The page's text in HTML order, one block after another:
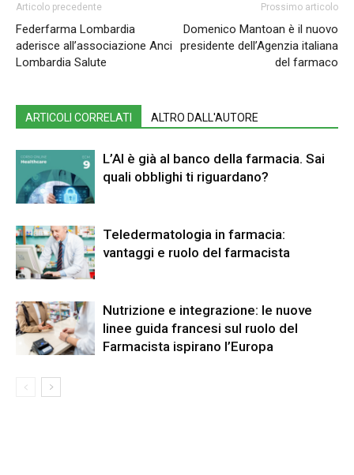
Articolo precedente
Federfarma Lombardia
aderisce all’associazione Anci
Lombardia Salute
Prossimo articolo
Domenico Mantoan è il nuovo
presidente dell’Agenzia italiana
del farmaco
ARTICOLI CORRELATI ALTRO DALL'AUTORE
L’AI è già al banco della farmacia. Sai
quali obblighi ti riguardano?
Teledermatologia in farmacia:
vantaggi e ruolo del farmacista
Nutrizione e integrazione: le nuove
linee guida francesi sul ruolo del
Farmacista ispirano l’Europa